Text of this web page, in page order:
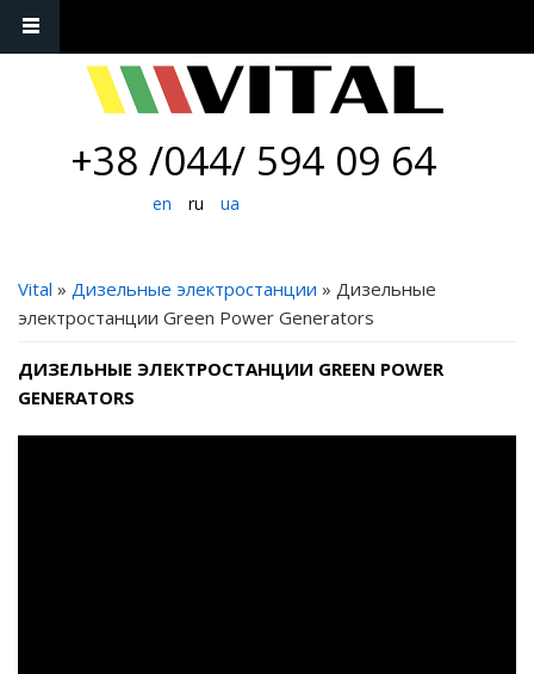
+38 /044/ 594 09 64
en ru ua
ВЫ ЗДЕСЬ
Vital » Дизельные электростанции » Дизельные
электростанции Green Power Generators
ДИЗЕЛЬНЫЕ ЭЛЕКТРОСТАНЦИИ GREEN POWER
GENERATORS